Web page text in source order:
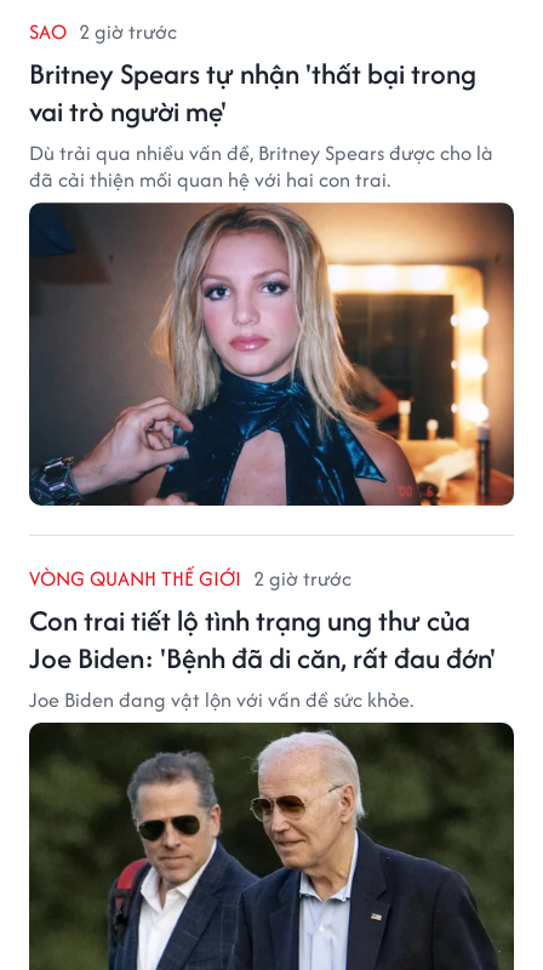
SAO 2 giờ trước
Britney Spears tự nhận 'thất bại trong
vai trò người mẹ'
Dù trải qua nhiều vấn đề, Britney Spears được cho là
đã cải thiện mối quan hệ với hai con trai.
VÒNG QUANH THẾ GIỚI 2 giờ trước
Con trai tiết lộ tình trạng ung thư của
Joe Biden: 'Bệnh đã di căn, rất đau đớn'
Joe Biden đang vật lộn với vấn đề sức khỏe.